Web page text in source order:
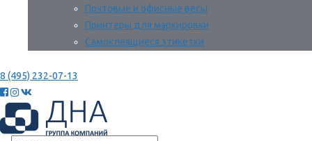
Почтовые и офисные весы
Принтеры для маркировки
Самоклеящиеся этикетки
8 (495) 232-07-13